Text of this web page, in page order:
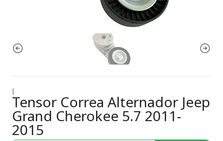
|
Tensor Correa Alternador Jeep
Grand Cherokee 5.7 2011-
2015